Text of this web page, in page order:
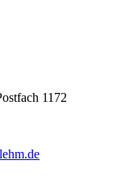
1172